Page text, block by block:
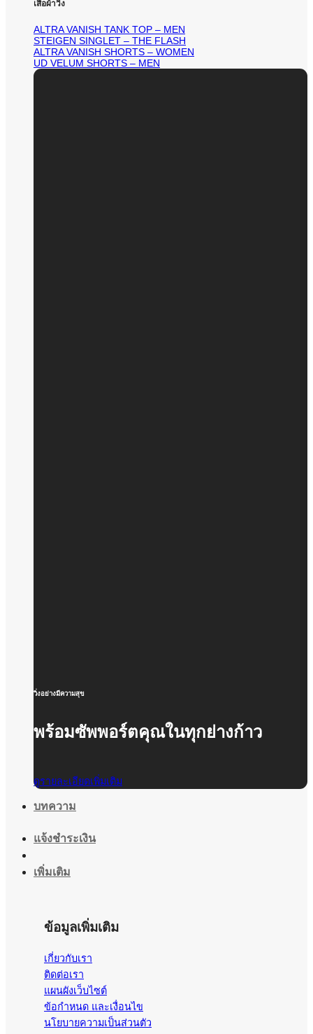
เสื้อผ้าวิ่ง
ALTRA VANISH TANK TOP – MEN
STEIGEN SINGLET – THE FLASH
ALTRA VANISH SHORTS – WOMEN
UD VELUM SHORTS – MEN
วิ่งอย่างมีความสุข
พร้อมซัพพอร์ตคุณในทุกย่างก้าว
ดูรายละเอียดเพิ่มเติม
บทความ
แจ้งชำระเงิน
เพิ่มเติม
ข้อมูลเพิ่มเติม
เกี่ยวกับเรา
ติดต่อเรา
แผนผังเว็บไซต์
ข้อกำหนด และเงื่อนไข
นโยบายความเป็นส่วนตัว